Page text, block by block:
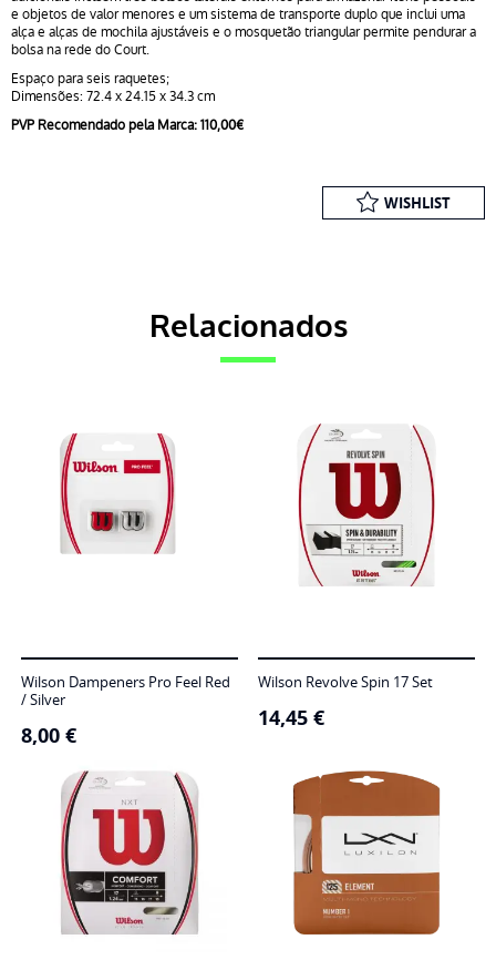
e objetos de valor menores e um sistema de transporte duplo que inclui uma
alça e alças de mochila ajustáveis e o mosquetão triangular permite pendurar a
bolsa na rede do Court.
Espaço para seis raquetes;
Dimensões: 72.4 x 24.15 x 34.3 cm
PVP Recomendado pela Marca: 110,00€
WISHLIST
Relacionados
Wilson Dampeners Pro Feel Red
/ Silver
8,00 €
Wilson Revolve Spin 17 Set
14,45 €